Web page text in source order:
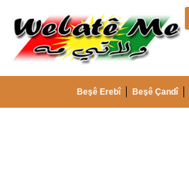
Beşê Erebî Beşê Çandî